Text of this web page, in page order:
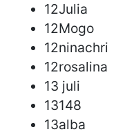
12Julia
12Mogo
12ninachri
12rosalina
13 juli
13148
13alba